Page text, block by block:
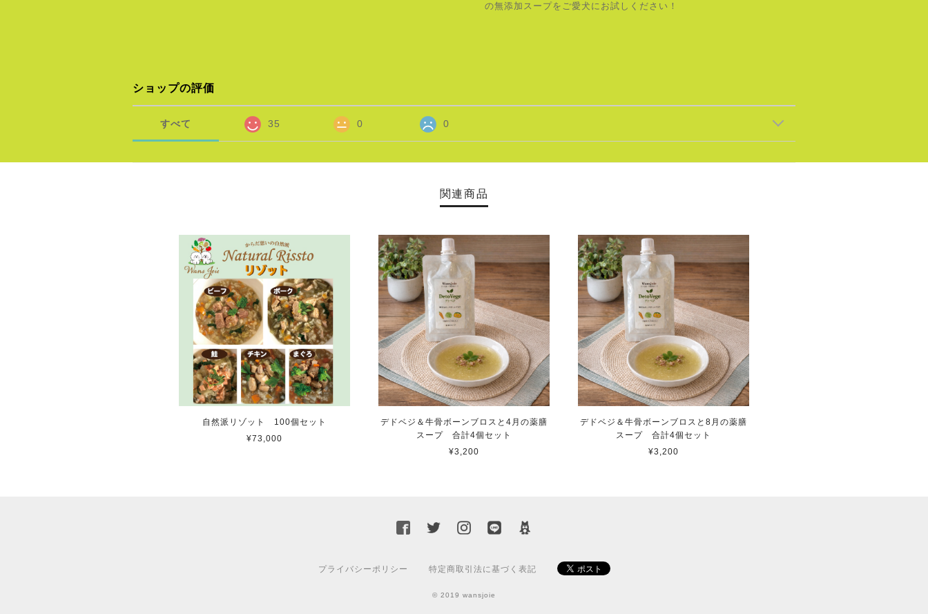
の無添加スープをご愛犬にお試しください！
ショップの評価
すべて 35 0 0
関連商品
自然派リゾット 100個セット
¥73,000
デドベジ＆牛骨ボーンブロスと4月の薬膳
スープ 合計4個セット
¥3,200
デドベジ＆牛骨ボーンブロスと8月の薬膳
スープ 合計4個セット
¥3,200
プライバシーポリシー 特定商取引法に基づく表記
© 2019 wansjoie